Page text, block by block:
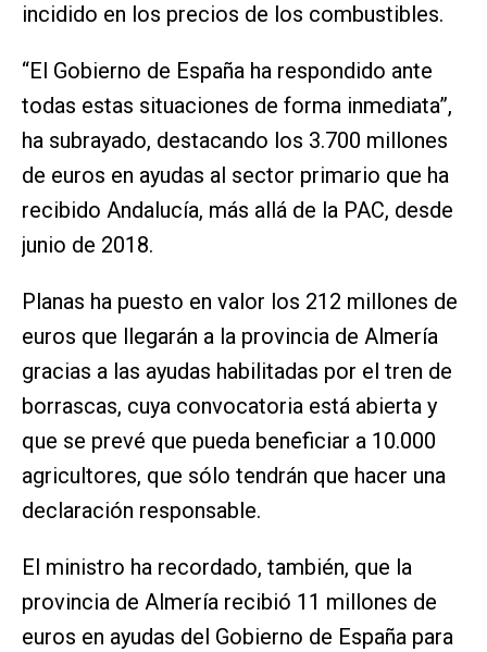
incidido en los precios de los combustibles.
“El Gobierno de España ha respondido ante
todas estas situaciones de forma inmediata”,
ha subrayado, destacando los 3.700 millones
de euros en ayudas al sector primario que ha
recibido Andalucía, más allá de la PAC, desde
junio de 2018.
Planas ha puesto en valor los 212 millones de
euros que llegarán a la provincia de Almería
gracias a las ayudas habilitadas por el tren de
borrascas, cuya convocatoria está abierta y
que se prevé que pueda beneficiar a 10.000
agricultores, que sólo tendrán que hacer una
declaración responsable.
El ministro ha recordado, también, que la
provincia de Almería recibió 11 millones de
euros en ayudas del Gobierno de España para